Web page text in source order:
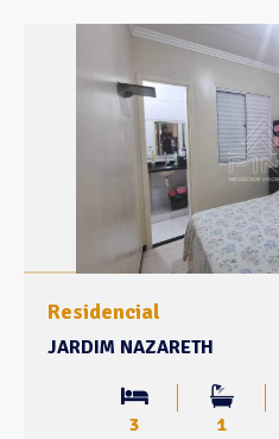
Residencial
JARDIM NAZARETH
3 1